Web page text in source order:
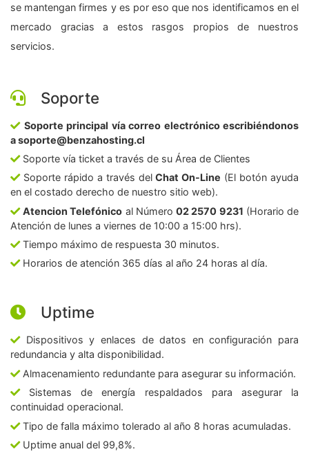
se mantengan firmes y es por eso que nos identificamos en el
mercado gracias a estos rasgos propios de nuestros
servicios.
Soporte
Soporte principal vía correo electrónico escribiéndonos
a soporte@benzahosting.cl
Soporte vía ticket a través de su Área de Clientes
Soporte rápido a través delChat On-Line (El botón ayuda
en el costado derecho de nuestro sitio web).
Atencion Telefónico al Número02 2570 9231 (Horario de
Atención de lunes a viernes de 10:00 a 15:00 hrs).
Tiempo máximo de respuesta 30 minutos.
Horarios de atención 365 días al año 24 horas al día.
Uptime
Dispositivos y enlaces de datos en configuración para
redundancia y alta disponibilidad.
Almacenamiento redundante para asegurar su información.
Sistemas de energía respaldados para asegurar la
continuidad operacional.
Tipo de falla máximo tolerado al año 8 horas acumuladas.
Uptime anual del 99,8%.